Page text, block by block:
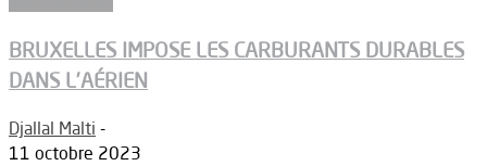
BRUXELLES IMPOSE LES CARBURANTS DURABLES
DANS L’AÉRIEN
Djallal Malti -
11 octobre 2023